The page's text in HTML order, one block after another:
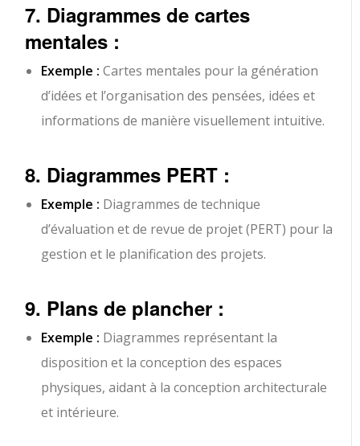
7. Diagrammes de cartes
mentales :
Exemple : Cartes mentales pour la génération
d’idées et l’organisation des pensées, idées et
informations de manière visuellement intuitive.
8. Diagrammes PERT :
Exemple : Diagrammes de technique
d’évaluation et de revue de projet (PERT) pour la
gestion et le planification des projets.
9. Plans de plancher :
Exemple : Diagrammes représentant la
disposition et la conception des espaces
physiques, aidant à la conception architecturale
et intérieure.